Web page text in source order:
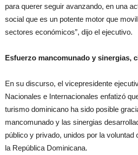
para querer seguir avanzando, en una
social que es un potente motor que
sectores económicos”, dijo el ejecutivo.
Esfuerzo mancomunado y sinergias,
En su discurso, el vicepresidente
Nacionales e Internacionales enfatizó
turismo dominicano ha sido posible
mancomunado y las sinergias
público y privado, unidos por la voluntad
la República Dominicana.